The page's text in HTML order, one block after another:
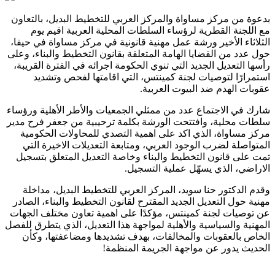
بدعوة من مركز مساواة والمركز العربي للتخطيط البديل، بالتعاون
مع اللجنة القطرية لرؤساء السلطات المحلية العربية اقيم يوم
الثلاثاء الأخير ورشة عمل مهنية قانونية في مركز مساواة في حيفا،
حول عدد من القضايا الهامة المتعلقة بقانون التخطيط والبناء، وعلى
رأسها التعديل الجديد التي تنوي الحكومة اجرائه في الفترة القريبة،
استمرارًا لتوصيات لجنة كمينتس، التي اقامتها لفحص وتشديد
عقوبات الهدم ضد البيوت العربية.
شارك في الاجتماع عدد من ممثلي الجمعيات والأطر الأهلية ورؤساء
سلطات محلية، وافتتحت الورشة بكلمة ترحيبية من جعفر فرح مدير
مركز مساواة، الذي اكد على اهمية التصدي للمحاولات الحكومية
المتواصلة لضرب الوجود العربي، ومتابعة التعديلات الاخيرة التي
تمت على قانون التخطيط والبناء وخاصة التعديل المتعلق بتسجيل
الاراضي، الذي يسهّل عملية التسجيل.
وقدم الدكتور حنا سويد، المركز العربي للتخطيط البديل، مداخلة
مهنية حول التعديل الجديد المقترح لقانون التخطيط والبناء، الصادر
عن توصيات لجنة كمينتس، مؤكدًا على اهمية تعاون مختلف الجهات
المهنية والسياسية والأهلية لمواجهة هذا التعديل، الذي يتطرق للفصل
الخاص بالعقوبات والمخالفات، بهدف تشديدها ومضاعفتها، وكأن
الحديث يدور عن مواجهة الجريمة المنظمة!